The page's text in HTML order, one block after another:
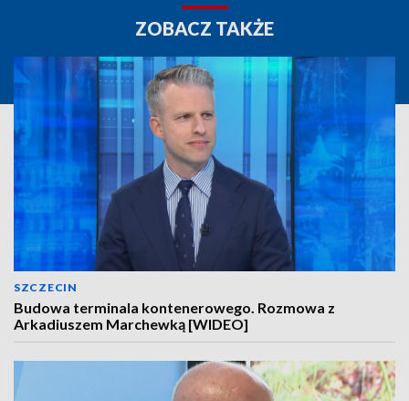
ZOBACZ TAKŻE
SZCZECIN
Budowa terminala kontenerowego. Rozmowa z
Arkadiuszem Marchewką [WIDEO]